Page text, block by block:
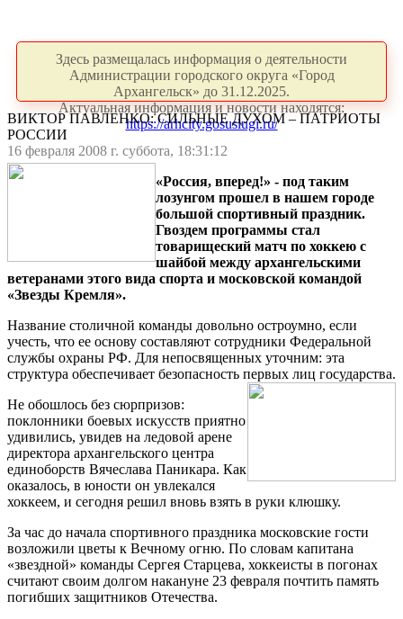
Здесь размещалась информация о деятельности
Администрации городского округа «Город
Архангельск» до 31.12.2025.
Актуальная информация и новости находятся:
https://arhcity.gosuslugi.ru/
ВИКТОР ПАВЛЕНКО: СИЛЬНЫЕ ДУХОМ – ПАТРИОТЫ
РОССИИ
16 февраля 2008 г. суббота, 18:31:12
«Россия, вперед!» - под таким
лозунгом прошел в нашем городе
большой спортивный праздник.
Гвоздем программы стал
товарищеский матч по хоккею с
шайбой между архангельскими
ветеранами этого вида спорта и московской командой
«Звезды Кремля».
Название столичной команды довольно остроумно, если
учесть, что ее основу составляют сотрудники Федеральной
службы охраны РФ. Для непосвященных уточним: эта
структура обеспечивает безопасность первых лиц государства.
Не обошлось без сюрпризов:
поклонники боевых искусств приятно
удивились, увидев на ледовой арене
директора архангельского центра
единоборств Вячеслава Паникара. Как
оказалось, в юности он увлекался
хоккеем, и сегодня решил вновь взять в руки клюшку.
За час до начала спортивного праздника московские гости
возложили цветы к Вечному огню. По словам капитана
«звездной» команды Сергея Старцева, хоккеисты в погонах
считают своим долгом накануне 23 февраля почтить память
погибших защитников Отечества.